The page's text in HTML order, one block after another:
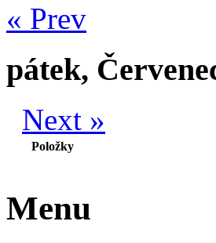
« Prev
pátek,
Next »
Položky
Menu